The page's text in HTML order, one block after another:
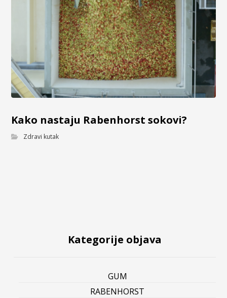
Kako nastaju Rabenhorst sokovi?
Zdravi kutak
Kategorije objava
GUM
RABENHORST